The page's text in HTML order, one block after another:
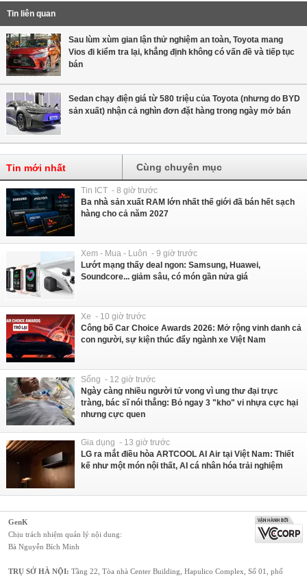
Tin liên quan
Sau lùm xùm gian lận thử nghiệm an toàn, Toyota mang
Vios đi kiểm tra lại, khẳng định không có vấn đề và tiếp tục
bán
Sedan chạy điện giá từ 580 triệu của Toyota (nhưng do BYD
sản xuất) nhận cả nghìn đơn đặt hàng trong ngày mở bán
Tin mới nhất Cùng chuyên mục
Tin ICT - 8 giờ trước
Ba nhà sản xuất RAM lớn nhất thế giới đã bán hết sạch
hàng cho cả năm 2027
Xem - Mua - Luôn - 9 giờ trước
Lướt mạng thấy deal ngon: Samsung, Huawei,
Soundcore... giảm sâu, có món gần nửa giá
Xe - 10 giờ trước
Công bố Car Choice Awards 2026: Mở rộng vinh danh cả
con người, sự kiện thúc đẩy ngành xe Việt Nam
Sống - 12 giờ trước
Ngày càng nhiều người tử vong vì ung thư đại trực
tràng, bác sĩ nói thẳng: Bỏ ngay 3 "kho" vi nhựa cực hại
nhưng cực quen
Gia dụng - 13 giờ trước
LG ra mắt điều hòa ARTCOOL AI Air tại Việt Nam: Thiết
kế như một món nội thất, AI cá nhân hóa trải nghiệm
GenK
Chịu trách nhiệm quản lý nội dung:
Bà Nguyễn Bích Minh
TRỤ SỞ HÀ NỘI: Tầng 22, Tòa nhà Center Building, Hapulico Complex, Số 01, phố